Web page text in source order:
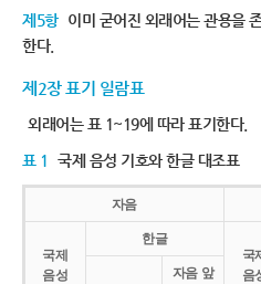
제5항 이미 굳어진 외래어는 관용을
한다.
제2장 표기 일람표
외래어는 표 1~19에 따라 표기한다.
표 1 국제 음성 기호와 한글 대조표
자음
국제
음성
한글
국제
음
자음 앞